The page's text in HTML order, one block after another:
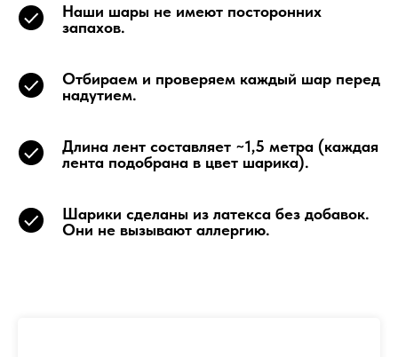
Наши шары не имеют посторонних
запахов.
Отбираем и проверяем каждый шар перед
надутием.
Длина лент составляет ~1,5 метра (каждая
лента подобрана в цвет шарика).
Шарики сделаны из латекса без добавок.
Они не вызывают аллергию.